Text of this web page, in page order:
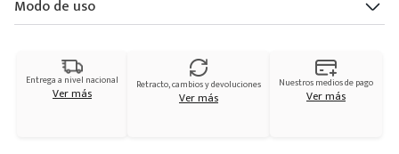
Modo de uso
Entrega a nivel nacional
Ver más Retracto, cambios y devoluciones
Ver más
Nuestros medios de pago
Ver más